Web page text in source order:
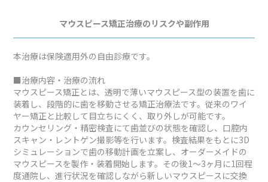
マウスピース矯正治療のリスクや副作用
本治療は保険適用外の自由診療です。
■治療内容・治療の流れ
マウスピース矯正とは、透明で薄いマウスピース型の装置を歯に
装着し、段階的に歯を移動させる矯正治療法です。従来のワイ
ヤー矯正と比較して目立ちにくく、取り外しが可能です。
カウンセリング・精密検査にて歯並びの状態を確認し、口腔内
スキャン・レントゲン撮影等を行います。検査結果をもとに3D
シミュレーションで歯の移動計画を立案し、オーダーメイドの
マウスピースを製作・装着開始します。その後1～3ヶ月に1回程
度通院し、進行状況を確認しながら新しいマウスピースに交換